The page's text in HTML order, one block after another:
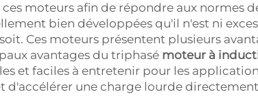
ces moteurs afin de répondre aux normes
bien développées qu'il n'est ni
Ces moteurs présentent plusieurs
avantages du triphasé moteur à
et faciles à entretenir pour les
d'accélérer une charge lourde